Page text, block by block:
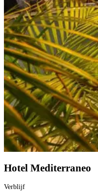
Hotel Mediterraneo
Verblijf